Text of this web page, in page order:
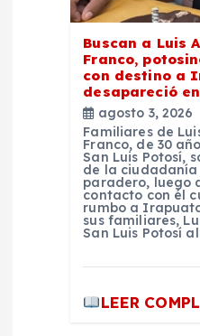
Buscan a Luis
Franco,
con destino a
desapareció
agosto 3, 2026
Familiares de
Franco, de 30
San Luis Potosí,
de la
paradero, luego
contacto con él
rumbo a
sus familiares,
San Luis Potosí
LEER